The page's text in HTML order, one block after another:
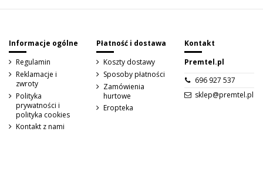
Informacje ogólne
Regulamin
Reklamacje i
zwroty
Polityka
prywatności i
polityka cookies
Kontakt z nami
Płatność i dostawa
Koszty dostawy
Sposoby płatności
Zamówienia
hurtowe
Eropteka
Kontakt
Premtel.pl
696 927 537
sklep@premtel.pl